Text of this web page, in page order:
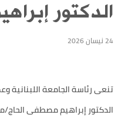
الدكتور
24 نيسان 2026
تنعى رئاسة الجامعة اللبنانية
الدكتور إبراهيم مصطفى الحاج/